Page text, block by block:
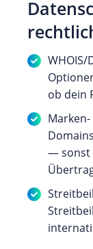
WHOIS/
ob dein
— sonst